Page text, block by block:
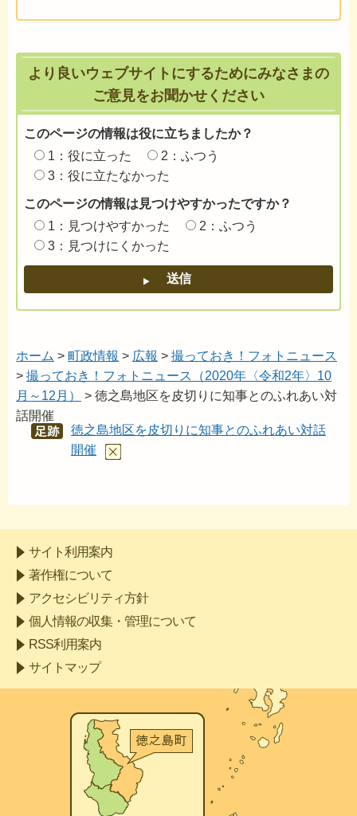
より良いウェブサイトにするためにみなさまの
ご意見をお聞かせください
このページの情報は役に立ちましたか？
1：役に立った
2：ふつう
3：役に立たなかった
このページの情報は見つけやすかったですか？
1：見つけやすかった
2：ふつう
3：見つけにくかった
ホーム > 町政情報 > 広報 > 撮っておき！フォトニュース
> 撮っておき！フォトニュース（2020年〈令和2年〉10
月～12月）
> 徳之島地区を皮切りに知事とのふれあい対
話開催
あし
徳之島地区を皮切りに知事とのふれあい対話
開催
サイト利用案内
著作権について
アクセシビリティ方針
個人情報の収集・管理について
RSS利用案内
サイトマップ